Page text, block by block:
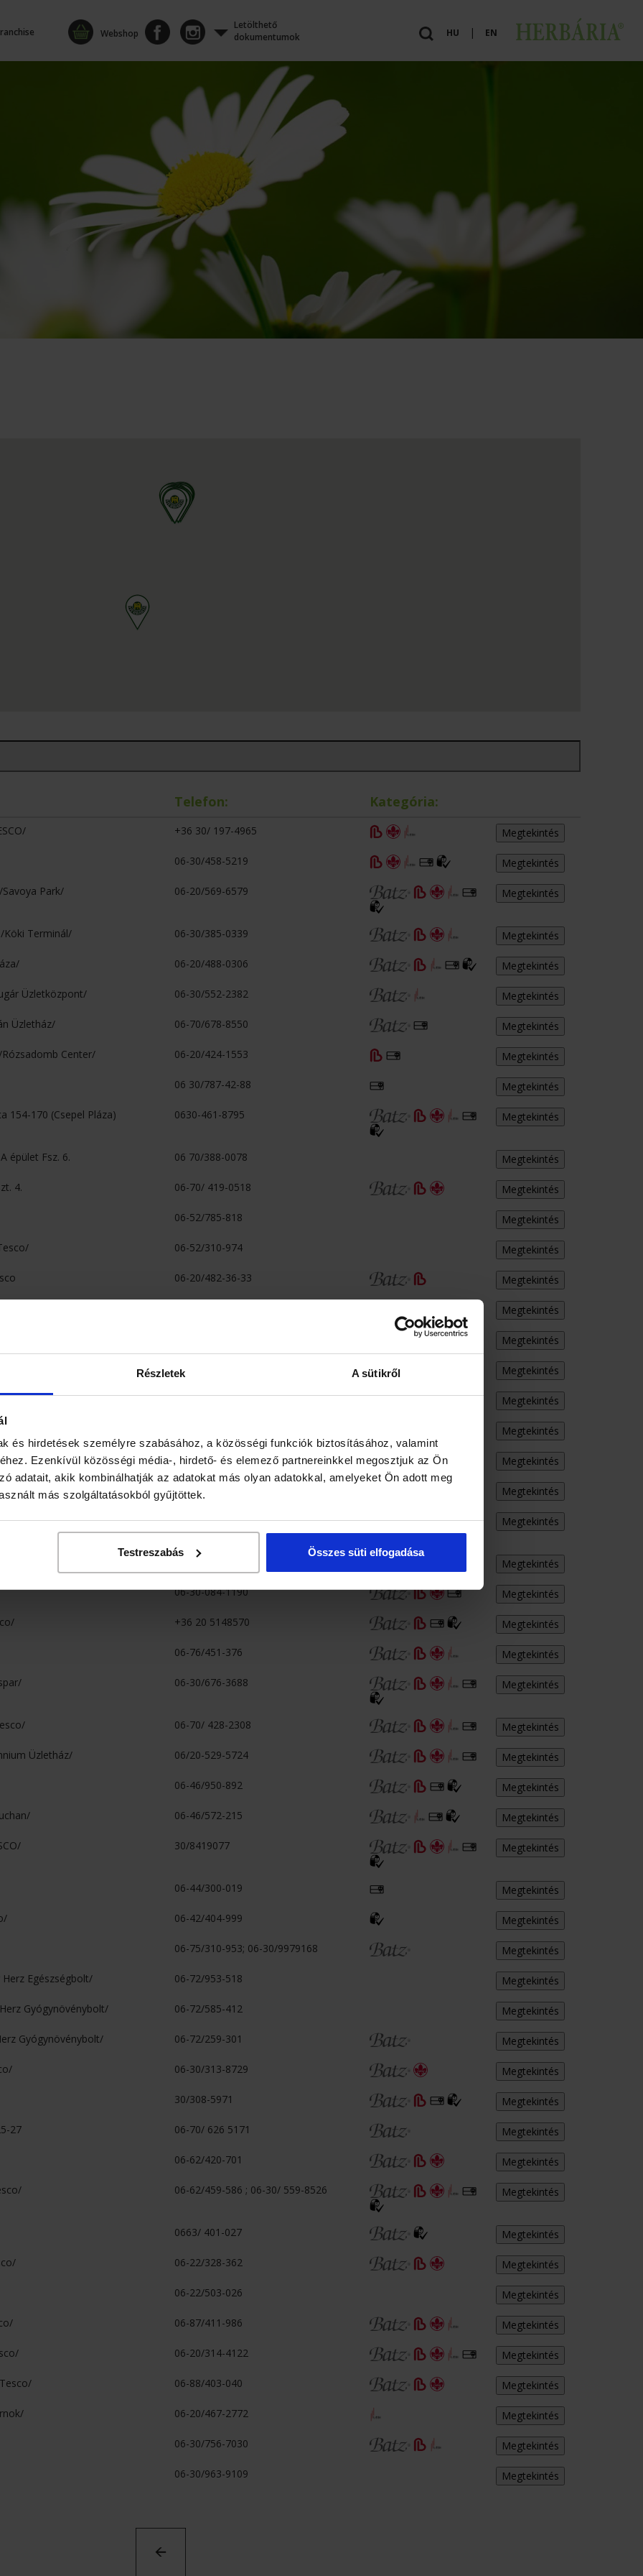
Részletek A sütikről
és hirdetések személyre szabásához, a közösségi funkciók biztosításához, valamint
Ezenkívül közösségi média-, hirdető- és elemező partnereinkkel megosztjuk az Ön
adatait, akik kombinálhatják az adatokat más olyan adatokkal, amelyeket Ön adott meg
más szolgáltatásokból gyűjtöttek.
Testreszabás Összes süti elfogadása
Webshop
Letölthető
dokumentumok
HU | EN
Telefon: Kategória:
+36 30/ 197-4965 Megtekintés
06-30/458-5219 Megtekintés
Savoya Park/ 06-20/569-6579 Megtekintés
Köki Terminál/ 06-30/385-0339 Megtekintés
06-20/488-0306 Megtekintés
Üzletközpont/ 06-30/552-2382 Megtekintés
Üzletház/ 06-70/678-8550 Megtekintés
Center/ 06-20/424-1553 Megtekintés
06 30/787-42-88 Megtekintés
154-170 (Csepel Pláza) 0630-461-8795 Megtekintés
épület Fsz. 6. 06 70/388-0078 Megtekintés
4. 06-70/ 419-0518 Megtekintés
06-52/785-818 Megtekintés
06-52/310-974 Megtekintés
06-20/482-36-33 Megtekintés
Megtekintés
Megtekintés
/Tesco/ 06-20/512-1267 Megtekintés
park/ 06-30/ 575 3278 Megtekintés
Megtekintés
06-30/345-4237 Megtekintés
+36/ 20 912-9790 Megtekintés
06-30/676-5074 Megtekintés
06-20/384-2077 Megtekintés
06-30-084-1190 Megtekintés
+36 20 5148570 Megtekintés
06-76/451-376 Megtekintés
06-30/676-3688 Megtekintés
06-70/ 428-2308 Megtekintés
Üzletház/ 06/20-529-5724 Megtekintés
06-46/950-892 Megtekintés
06-46/572-215 Megtekintés
30/8419077 Megtekintés
06-44/300-019 Megtekintés
06-42/404-999 Megtekintés
06-75/310-953; 06-30/9979168 Megtekintés
Egészségbolt/ 06-72/953-518 Megtekintés
Gyógynövénybolt/ 06-72/585-412 Megtekintés
Gyógynövénybolt/ 06-72/259-301 Megtekintés
06-30/313-8729 Megtekintés
30/308-5971 Megtekintés
27 06-70/ 626 5171 Megtekintés
06-62/420-701 Megtekintés
06-62/459-586 ; 06-30/ 559-8526 Megtekintés
0663/ 401-027 Megtekintés
06-22/328-362 Megtekintés
06-22/503-026 Megtekintés
06-87/411-986 Megtekintés
06-20/314-4122 Megtekintés
06-88/403-040 Megtekintés
06-20/467-2772 Megtekintés
06-30/756-7030 Megtekintés
06-30/963-9109 Megtekintés